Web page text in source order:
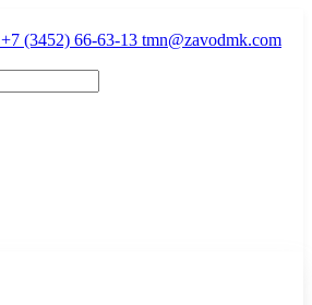
+7 (3452) 66-63-13 tmn@zavodmk.com